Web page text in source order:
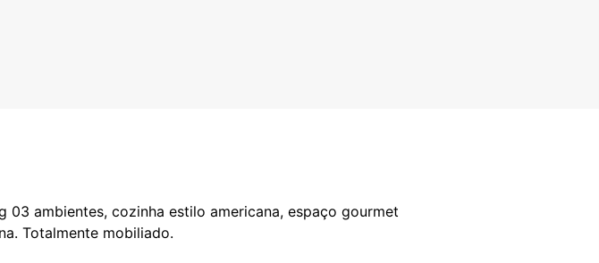
ambientes, cozinha estilo americana, espaço gourmet